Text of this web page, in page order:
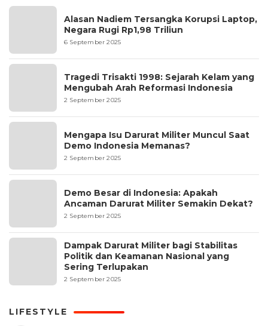
Alasan Nadiem Tersangka Korupsi Laptop,
Negara Rugi Rp1,98 Triliun
6 September 2025
Tragedi Trisakti 1998: Sejarah Kelam yang
Mengubah Arah Reformasi Indonesia
2 September 2025
Mengapa Isu Darurat Militer Muncul Saat
Demo Indonesia Memanas?
2 September 2025
Demo Besar di Indonesia: Apakah
Ancaman Darurat Militer Semakin Dekat?
2 September 2025
Dampak Darurat Militer bagi Stabilitas
Politik dan Keamanan Nasional yang
Sering Terlupakan
2 September 2025
LIFESTYLE